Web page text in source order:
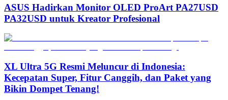
ASUS Hadirkan Monitor OLED ProArt PA27USD
PA32USD untuk Kreator Profesional
XL Ultra 5G Resmi Meluncur di Indonesia:
Kecepatan Super, Fitur Canggih, dan Paket yang
Bikin Dompet Tenang!